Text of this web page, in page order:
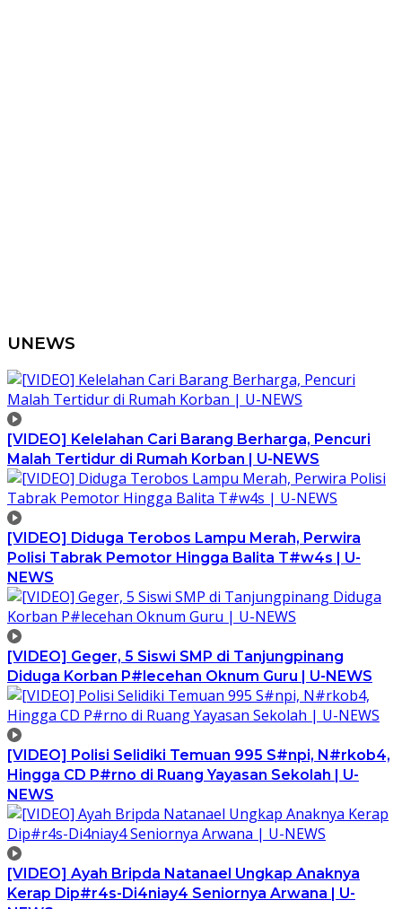
UNEWS
[VIDEO] Kelelahan Cari Barang Berharga, Pencuri
Malah Tertidur di Rumah Korban | U-NEWS
[VIDEO] Diduga Terobos Lampu Merah, Perwira
Polisi Tabrak Pemotor Hingga Balita T#w4s | U-
NEWS
[VIDEO] Geger, 5 Siswi SMP di Tanjungpinang
Diduga Korban P#lecehan Oknum Guru | U-NEWS
[VIDEO] Polisi Selidiki Temuan 995 S#npi, N#rkob4,
Hingga CD P#rno di Ruang Yayasan Sekolah | U-
NEWS
[VIDEO] Ayah Bripda Natanael Ungkap Anaknya
Kerap Dip#r4s-Di4niay4 Seniornya Arwana | U-